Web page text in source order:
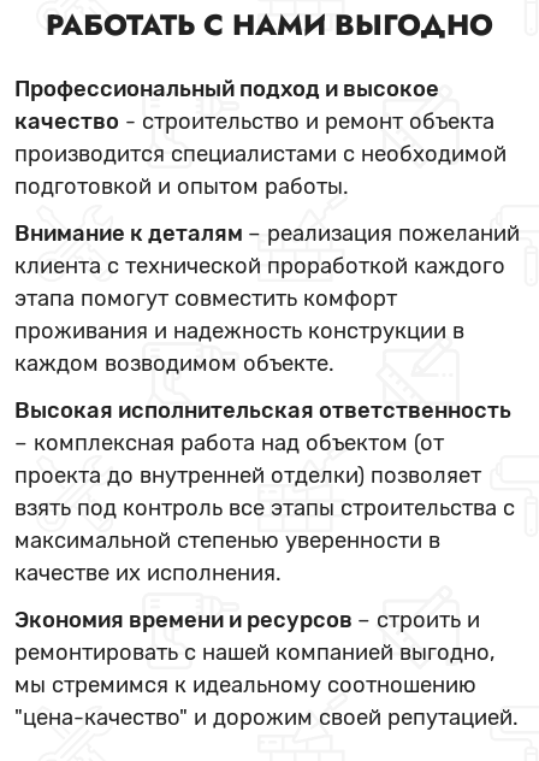
РАБОТАТЬ С НАМИ ВЫГОДНО
Профессиональный подход и высокое
качество - строительство и ремонт объекта
производится специалистами с необходимой
подготовкой и опытом работы.
Внимание к деталям – реализация пожеланий
клиента с технической проработкой каждого
этапа помогут совместить комфорт
проживания и надежность конструкции в
каждом возводимом объекте.
Высокая исполнительская ответственность
– комплексная работа над объектом (от
проекта до внутренней отделки) позволяет
взять под контроль все этапы строительства с
максимальной степенью уверенности в
качестве их исполнения.
Экономия времени и ресурсов – строить и
ремонтировать с нашей компанией выгодно,
мы стремимся к идеальному соотношению
"цена-качество" и дорожим своей репутацией.